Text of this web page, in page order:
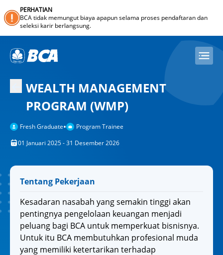
PERHATIAN
BCA tidak memungut biaya apapun selama proses pendaftaran dan
seleksi karir berlangsung.
WEALTH MANAGEMENT
PROGRAM (WMP)
Fresh Graduate•
Program Trainee
01 Januari 2025 - 31 Desember 2026
Tentang Pekerjaan
Kesadaran nasabah yang semakin tinggi akan
pentingnya pengelolaan keuangan menjadi
peluang bagi BCA untuk memperkuat bisnisnya.
Untuk itu BCA membutuhkan profesional muda
yang memiliki ketertarikan terhadap